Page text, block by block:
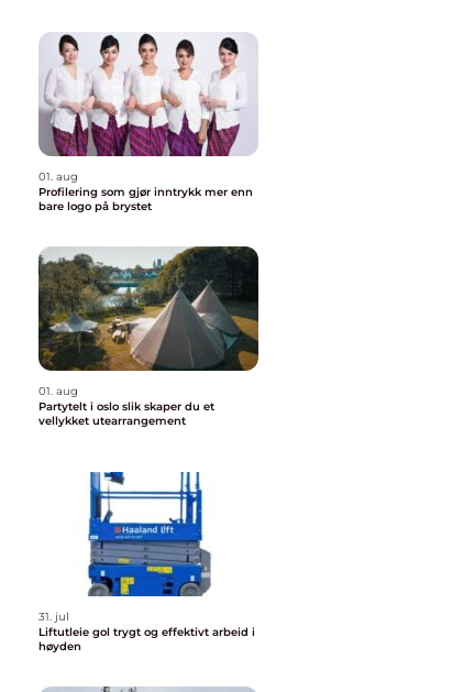
01. aug
Profilering som gjør inntrykk mer enn
bare logo på brystet
01. aug
Partytelt i oslo slik skaper du et
vellykket utearrangement
31. jul
Liftutleie gol trygt og effektivt arbeid i
høyden